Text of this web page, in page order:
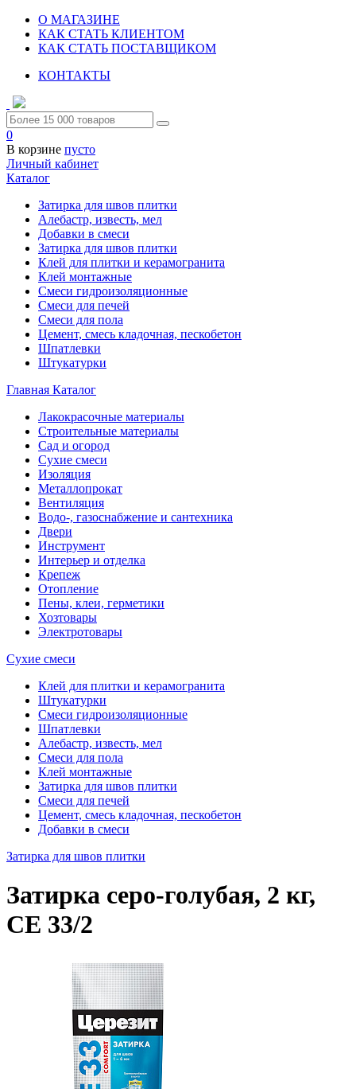
О МАГАЗИНЕ
КАК СТАТЬ КЛИЕНТОМ
КАК СТАТЬ ПОСТАВЩИКОМ
КОНТАКТЫ
0
В корзине пусто
Личный кабинет
Каталог
Затирка для швов плитки
Алебастр, известь, мел
Добавки в смеси
Затирка для швов плитки
Клей для плитки и керамогранита
Клей монтажные
Смеси гидроизоляционные
Смеси для печей
Смеси для пола
Цемент, смесь кладочная, пескобетон
Шпатлевки
Штукатурки
Главная Каталог
Лакокрасочные материалы
Строительные материалы
Сад и огород
Сухие смеси
Изоляция
Металлопрокат
Вентиляция
Водо-, газоснабжение и сантехника
Двери
Инструмент
Интерьер и отделка
Крепеж
Отопление
Пены, клеи, герметики
Хозтовары
Электротовары
Сухие смеси
Клей для плитки и керамогранита
Штукатурки
Смеси гидроизоляционные
Шпатлевки
Алебастр, известь, мел
Смеси для пола
Клей монтажные
Затирка для швов плитки
Смеси для печей
Цемент, смесь кладочная, пескобетон
Добавки в смеси
Затирка для швов плитки
Затирка серо-голубая, 2 кг,
СЕ 33/2